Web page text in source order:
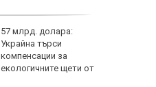
57 млрд. долара:
Украйна търси
компенсации за
екологичните щети от